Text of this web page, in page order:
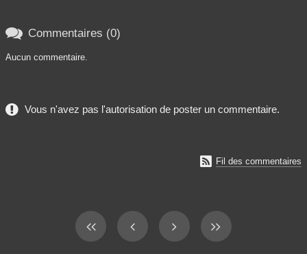
 Commentaires (0)
Aucun commentaire.
Vous n'avez pas l'autorisation de poster un commentaire.
 Fil des commentaires